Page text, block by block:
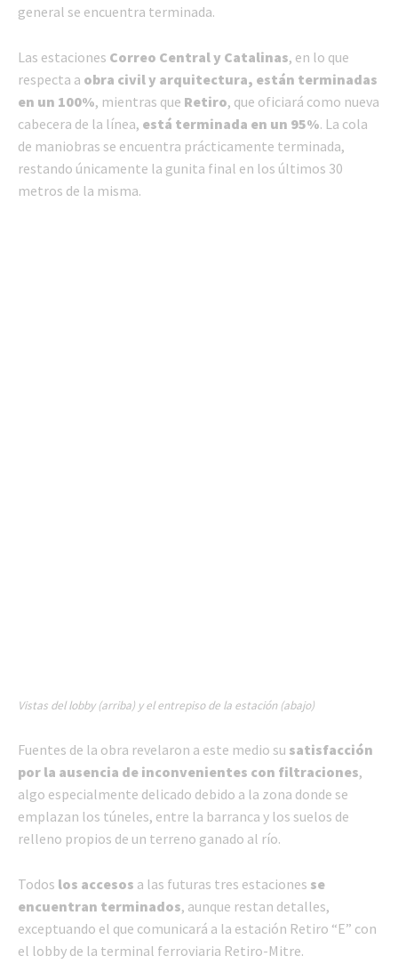
general se encuentra terminada.
Las estaciones Correo Central y Catalinas, en lo que
respecta a obra civil y arquitectura, están terminadas
en un 100%, mientras que Retiro, que oficiará como nueva
cabecera de la línea, está terminada en un 95%. La cola
de maniobras se encuentra prácticamente terminada,
restando únicamente la gunita final en los últimos 30
metros de la misma.
Vistas del lobby (arriba) y el entrepiso de la estación (abajo)
Fuentes de la obra revelaron a este medio su satisfacción
por la ausencia de inconvenientes con filtraciones,
algo especialmente delicado debido a la zona donde se
emplazan los túneles, entre la barranca y los suelos de
relleno propios de un terreno ganado al río.
Todos los accesos a las futuras tres estaciones se
encuentran terminados, aunque restan detalles,
exceptuando el que comunicará a la estación Retiro “E” con
el lobby de la terminal ferroviaria Retiro-Mitre.